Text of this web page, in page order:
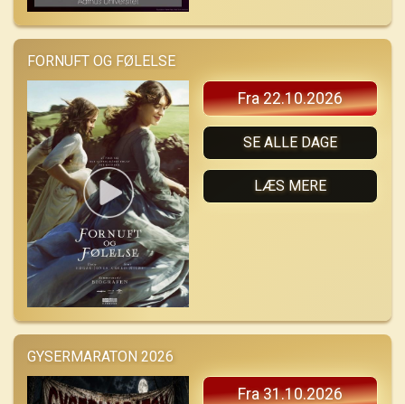
FORNUFT OG FØLELSE
Fra 22.10.2026
SE ALLE DAGE
LÆS MERE
GYSERMARATON 2026
Fra 31.10.2026